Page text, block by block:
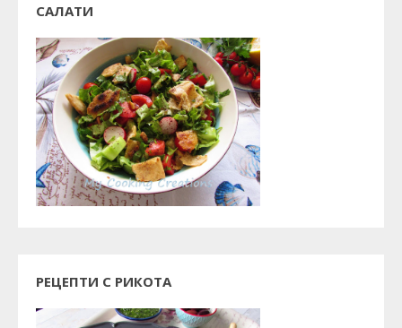
САЛАТИ
РЕЦЕПТИ С РИКОТА